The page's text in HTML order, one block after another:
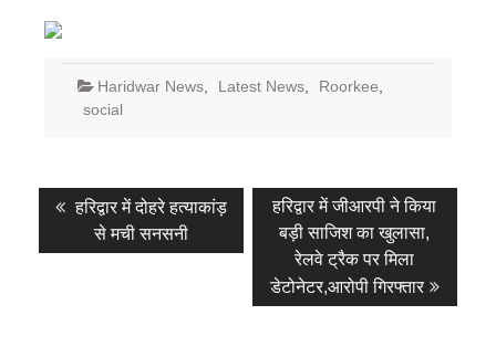
Haridwar News Latest News Roorkee
social
Post
navigation
Previous
post:
हरिद्वार में दोहरे हत्याकांड़
से मची सनसनी
Next
post:
हरिद्वार में जीआरपी ने किया
बड़ी साजिश का खुलासा,
रेलवे ट्रैक पर मिला
डेटोनेटर,आरोपी गिरफ्तार